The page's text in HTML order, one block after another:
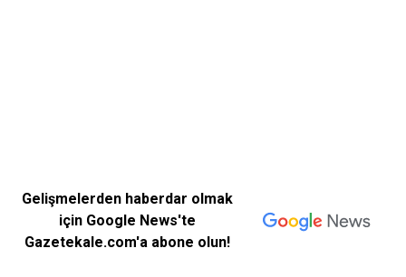
Gelişmelerden haberdar olmak
için Google News'te
Gazetekale.com'a abone olun!